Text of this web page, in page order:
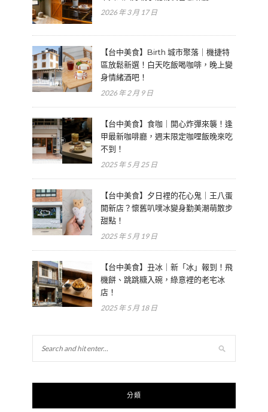
2026 年 3 月 17 日
【台中美食】Birth 城市聚落｜機捷特
區放鬆新選！白天吃飯喝咖啡，晚上變
身情緒酒吧！
2026 年 2 月 9 日
【台中美食】食咖｜開心炸彈來襲！逢
甲最新咖啡廳，週末限定咖哩飯晚來吃
不到！
2025 年 5 月 25 日
【台中美食】夕日裡的花心鬼｜王八蛋
開新店？懷舊叭噗冰變身勤美潮萌散步
甜點！
2025 年 5 月 19 日
【台中美食】丑冰｜新「冰」報到！飛
機餅、跳跳糖入碗，綠意裡的老宅冰
店！
2025 年 5 月 18 日
分類